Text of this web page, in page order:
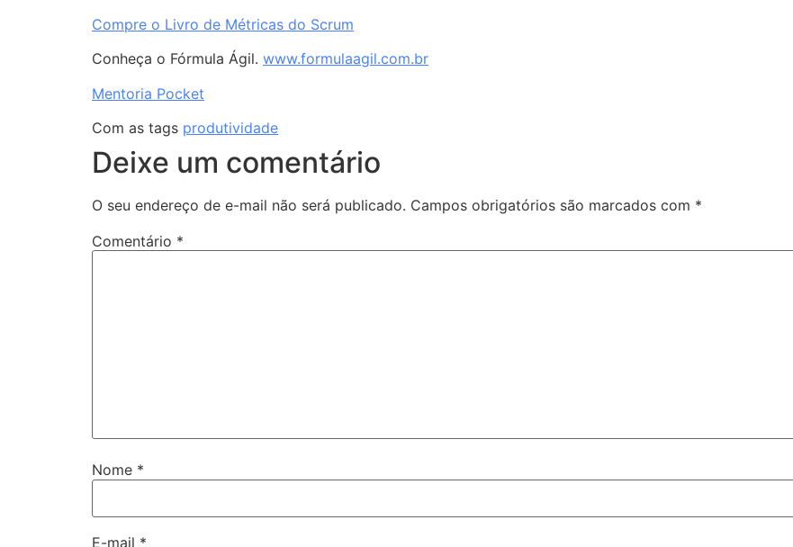
Compre o Livro de Métricas do Scrum
Conheça o Fórmula Ágil. www.formulaagil.com.br
Mentoria Pocket
Com as tags produtividade
Deixe um comentário
O seu endereço de e-mail não será publicado. Campos obrigatórios são marcados com *
Comentário *
Nome *
E-mail *